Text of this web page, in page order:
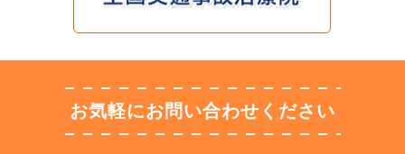
お気軽にお問い合わせください